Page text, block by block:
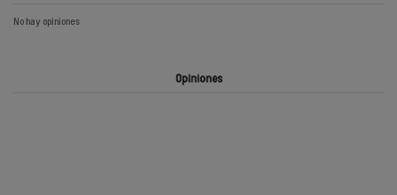
No hay opiniones
Opiniones